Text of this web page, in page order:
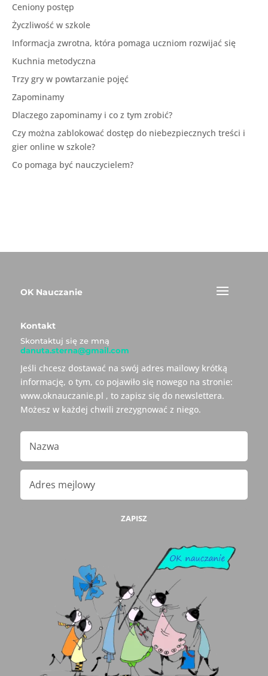
Ceniony postęp
Życzliwość w szkole
Informacja zwrotna, która pomaga uczniom rozwijać się
Kuchnia metodyczna
Trzy gry w powtarzanie pojęć
Zapominamy
Dlaczego zapominamy i co z tym zrobić?
Czy można zablokować dostęp do niebezpiecznych treści i
gier online w szkole?
Co pomaga być nauczycielem?
OK Nauczanie
Kontakt
Skontaktuj się ze mną
danuta.sterna@gmail.com
Jeśli chcesz dostawać na swój adres mailowy krótką
informację, o tym, co pojawiło się nowego na stronie:
www.oknauczanie.pl , to zapisz się do newslettera.
Możesz w każdej chwili zrezygnować z niego.
ZAPISZ